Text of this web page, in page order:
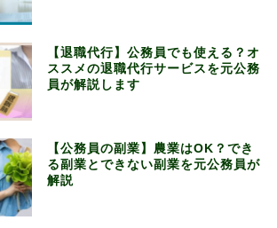
【退職代行】公務員でも使える？オ
ススメの退職代行サービスを元公務
員が解説します
【公務員の副業】農業はOK？でき
る副業とできない副業を元公務員が
解説